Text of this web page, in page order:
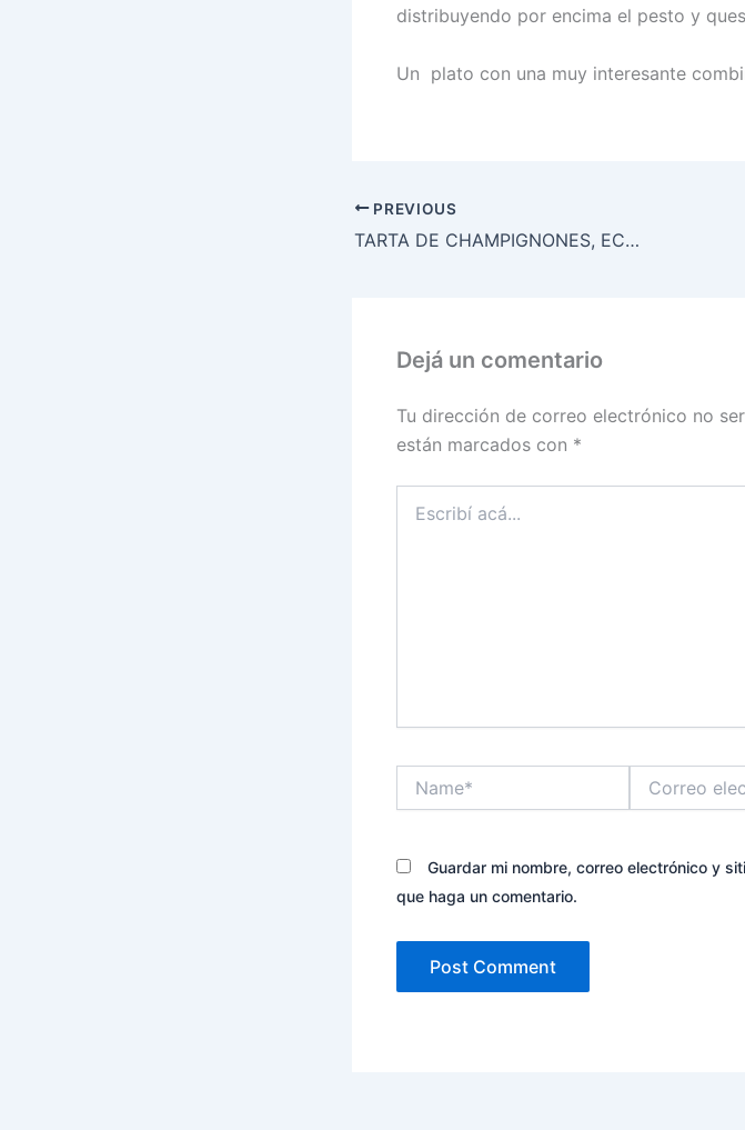
distribuyendo por encima el pesto y
Un plato con una muy interesante
PREVIOUS
TARTA DE CHAMPIGNONES, ECHALOTES Y GRUYERE
Dejá un comentario
Tu dirección de correo electrónico no
están marcados con *
acá...
electrónico*
Guardar mi nombre, correo electrónico y
que haga un comentario.